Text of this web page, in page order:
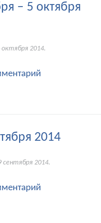
– 5 октября
октября 2014.
2014
сентября 2014.